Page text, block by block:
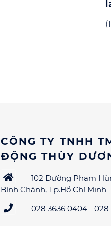
CÔNG TY TNHH
ĐỘNG THÙY
102 Đường Phạm
Bình Chánh, Tp.Hồ Chí Minh
028 3636 0404 - 028